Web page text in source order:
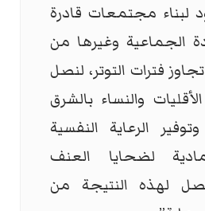
لبناء مجتمعات قادرة
الجماعية وغيرها من
فترات التوتر، لنصل
والنساء بالشرق
الرعاية النفسية
لضحايا العنف
نصل لهذه النتيجة من